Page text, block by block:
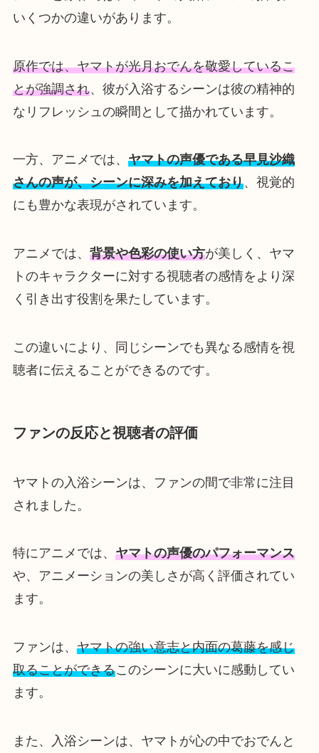
いくつかの違いがあります。
原作では、ヤマトが光月おでんを敬愛しているこ
とが強調され、彼が入浴するシーンは彼の精神的
なリフレッシュの瞬間として描かれています。
一方、アニメでは、 ヤマトの声優である早見沙織
さんの声が、シーンに深みを加えており、視覚的
にも豊かな表現がされています。
アニメでは、 背景や色彩の使い方が美しく、ヤマ
トのキャラクターに対する視聴者の感情をより深
く引き出す役割を果たしています。
この違いにより、同じシーンでも異なる感情を視
聴者に伝えることができるのです。
ファンの反応と視聴者の評価
ヤマトの入浴シーンは、ファンの間で非常に注目
されました。
特にアニメでは、 ヤマトの声優のパフォーマンス
や、アニメーションの美しさが高く評価されてい
ます。
ファンは、 ヤマトの強い意志と内面の葛藤を感じ
取ることができるこのシーンに大いに感動してい
ます。
また、入浴シーンは、ヤマトが心の中でおでんと